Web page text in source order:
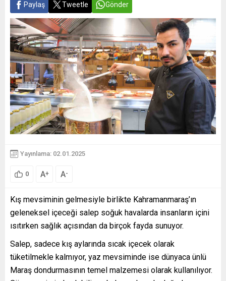
Paylaş Tweetle Gönder
Yayınlama: 02.01.2025
0 A+ A-
Kış mevsiminin gelmesiyle birlikte Kahramanmaraş’ın
geleneksel içeceği salep soğuk havalarda insanların içini
ısıtırken sağlık açısından da birçok fayda sunuyor.
Salep, sadece kış aylarında sıcak içecek olarak
tüketilmekle kalmıyor, yaz mevsiminde ise dünyaca ünlü
Maraş dondurmasının temel malzemesi olarak kullanılıyor.